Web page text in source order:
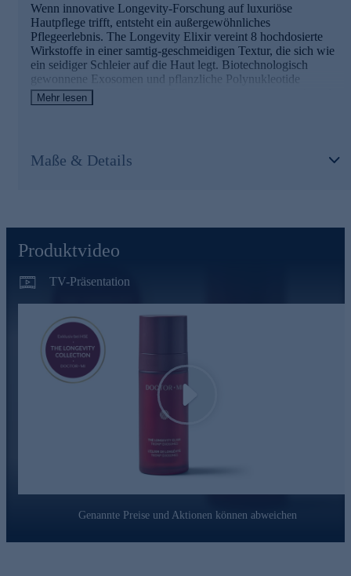
Wenn innovative Longevity-Forschung auf luxuriöse
Hautpflege trifft, entsteht ein außergewöhnliches
Pflegeerlebnis. The Longevity Elixir vereint 8 hochdosierte
Wirkstoffe in einer samtig-geschmeidigen Textur, die sich wie
ein seidiger Schleier auf die Haut legt. Biotechnologisch
gewonnene Exosomen und pflanzliche Polynukleotide
unterstützen die natürlichen Regenerationsprozesse, während
ein Signalpeptid dazu beiträgt, Mimikfalten zu reduzieren. Das
Mehr lesen
Maße & Details
Produktvideo
TV-Präsentation
Genannte Preise und Aktionen können abweichen